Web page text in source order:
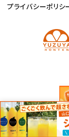
プライバシーポリシ
©